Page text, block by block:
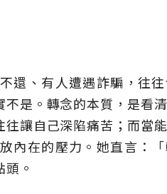
還、有人遭遇詐騙，往往
是。轉念的本質，是看
讓自己深陷痛苦；而當
內在的壓力。她直言：
。